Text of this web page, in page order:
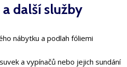
další služby
nábytku a podlah fóliemi
a vypínačů nebo jejich sundání